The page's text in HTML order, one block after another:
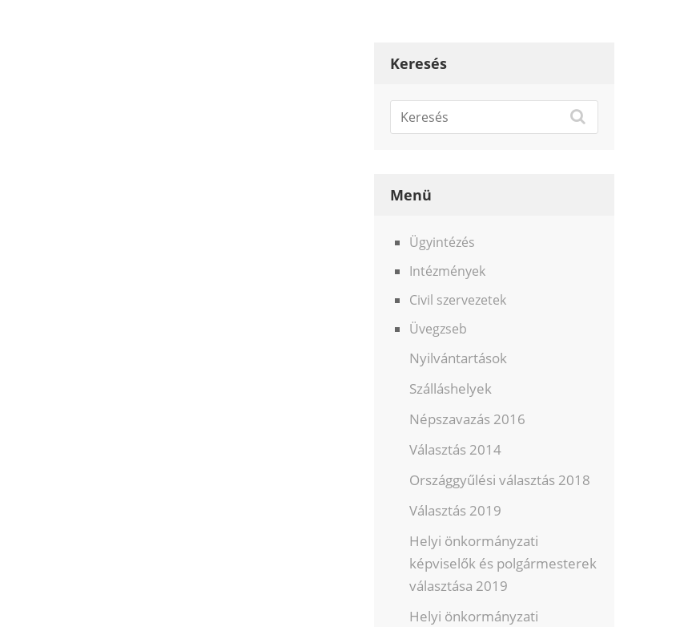
Keresés
Menü
Ügyintézés
Intézmények
Civil szervezetek
Üvegzseb
Nyilvántartások
Szálláshelyek
Népszavazás 2016
Választás 2014
Országgyűlési választás 2018
Választás 2019
Helyi önkormányzati
képviselők és polgármesterek
választása 2019
Helyi önkormányzati